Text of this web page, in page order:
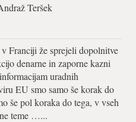
Teršek
Franciji že sprejeli dopolnitve
denarne in zaporne kazni
uradnih
EU smo samo še korak do
še pol koraka do tega, v vseh
teme …...